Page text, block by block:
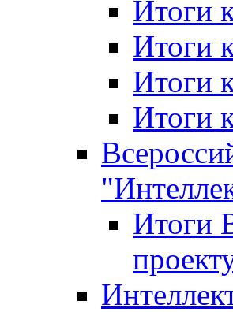
Итоги
Итоги
Итоги
Итоги
Итоги